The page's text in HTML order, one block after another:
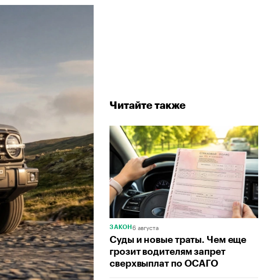
Читайте также
ЗАКОН 6 августа
Суды и новые траты. Чем еще
грозит водителям запрет
сверхвыплат по ОСАГО